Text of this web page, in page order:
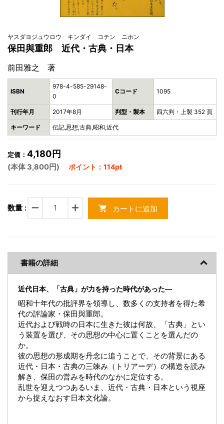
ヤスダヨジュウロウ キンダイ コテン ニホン
保田與重郎 近代・古典・日本
前田雅之 著
ISBN
978-4-585-29148-
0
Cコード 1095
刊行年月 2017年8月 判型・製本 四六判・上製 352 頁
キーワード 伝記,思想,古典,昭和,近代
定価： 4,180円
(本体 3,800円) ポイント：114pt
数量 : remove add shopping_cart カートに追加
書籍の詳細
近代日本、「古典」が力を持った時代があった―
昭和十年代の批評界を領導し、数多くの支持者を得た希
代の評論家・保田與重郎。
近代および戦時の日本に生きた彼は何故、「古典」とい
う装置を選び、その思想の中心に置くことを選んだの
か。
彼の思想の形成期を丹念に追うことで、その背景にある
近代・日本・古典の三竦み（トリアーデ）の構造を読み
解き、保田の営みを時代のなかに定位する。
乱世を迎えつつあるいま、近代・古典・日本という視座
から捉えなおす日本文化論。